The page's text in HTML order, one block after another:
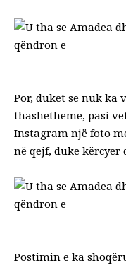
Por, duket se nuk ka
thashetheme, pasi
Instagram një foto
në qejf, duke
Postimin e ka